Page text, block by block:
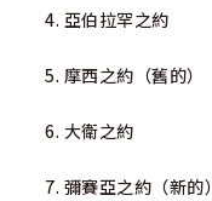
4. 亞伯拉罕之約
5. 摩西之約（舊的）
6. 大衛之約
7. 彌賽亞之約（新的）